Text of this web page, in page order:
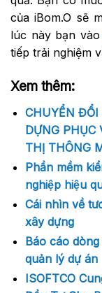
của iBom.O sẽ
lúc này bạn vào
tiếp trải nghiệm
Xem thêm:
CHUYỂN ĐỔI
DỰNG PHỤC
THỊ THÔNG
Phần mềm
nghiệp hiệu
Cái nhìn về
xây dựng
Báo cáo
quản lý dự án
ISOFTCO